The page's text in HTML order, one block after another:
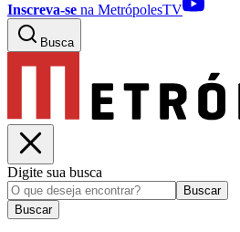
Inscreva-se na MetrópolesTV
Busca
Digite sua busca
Buscar
Buscar